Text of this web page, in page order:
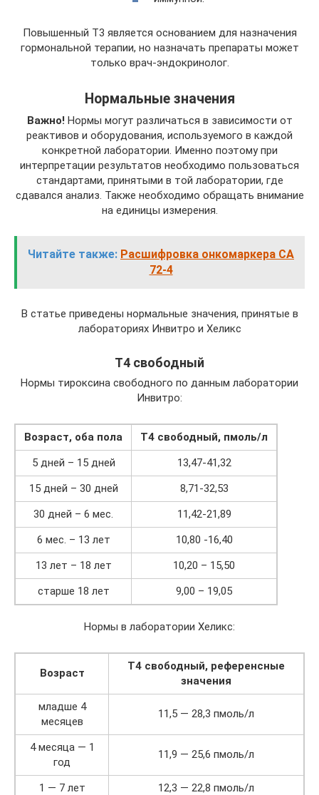
Повышенный Т3 является основанием для назначения
гормональной терапии, но назначать препараты может
только врач-эндокринолог.
Нормальные значения
Важно! Нормы могут различаться в зависимости от
реактивов и оборудования, используемого в каждой
конкретной лаборатории. Именно поэтому при
интерпретации результатов необходимо пользоваться
стандартами, принятыми в той лаборатории, где
сдавался анализ. Также необходимо обращать внимание
на единицы измерения.
Читайте также: Расшифровка онкомаркера СА
72-4
В статье приведены нормальные значения, принятые в
лабораториях Инвитро и Хеликс
Т4 свободный
Нормы тироксина свободного по данным лаборатории
Инвитро:
Возраст, оба пола
T4 свободный, пмоль/л
5 дней – 15 дней
13,47-41,32
15 дней – 30 дней
8,71-32,53
30 дней – 6 мес.
11,42-21,89
6 мес. – 13 лет
10,80 -16,40
13 лет – 18 лет
10,20 – 15,50
старше 18 лет
9,00 – 19,05
Нормы в лаборатории Хеликс:
Возраст
Т4 свободный, референсные
значения
младше 4
месяцев
11,5 — 28,3 пмоль/л
4 месяца — 1
год
11,9 — 25,6 пмоль/л
1 — 7 лет
12,3 — 22,8 пмоль/л